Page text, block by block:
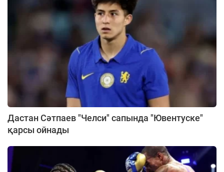
Дастан Сәтпаев "Челси" сапында "Ювентуске"
қарсы ойнады